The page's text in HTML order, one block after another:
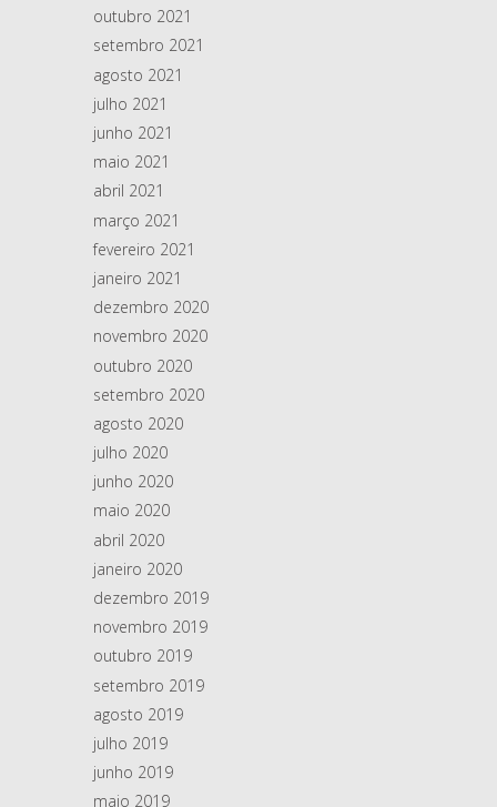
outubro 2021
setembro 2021
agosto 2021
julho 2021
junho 2021
maio 2021
abril 2021
março 2021
fevereiro 2021
janeiro 2021
dezembro 2020
novembro 2020
outubro 2020
setembro 2020
agosto 2020
julho 2020
junho 2020
maio 2020
abril 2020
janeiro 2020
dezembro 2019
novembro 2019
outubro 2019
setembro 2019
agosto 2019
julho 2019
junho 2019
maio 2019